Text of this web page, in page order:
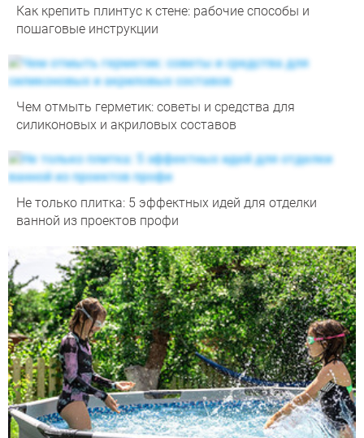
Как крепить плинтус к стене: рабочие способы и
пошаговые инструкции
Чем отмыть герметик: советы и средства для
силиконовых и акриловых составов
Не только плитка: 5 эффектных идей для отделки
ванной из проектов профи